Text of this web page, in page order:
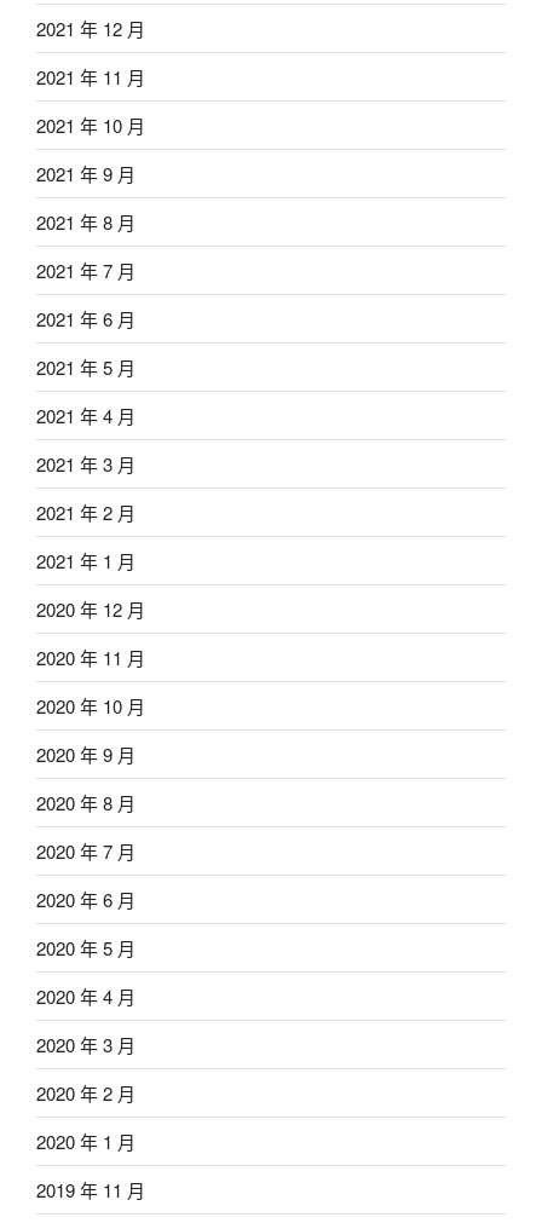
2021 年 12 月
2021 年 11 月
2021 年 10 月
2021 年 9 月
2021 年 8 月
2021 年 7 月
2021 年 6 月
2021 年 5 月
2021 年 4 月
2021 年 3 月
2021 年 2 月
2021 年 1 月
2020 年 12 月
2020 年 11 月
2020 年 10 月
2020 年 9 月
2020 年 8 月
2020 年 7 月
2020 年 6 月
2020 年 5 月
2020 年 4 月
2020 年 3 月
2020 年 2 月
2020 年 1 月
2019 年 11 月